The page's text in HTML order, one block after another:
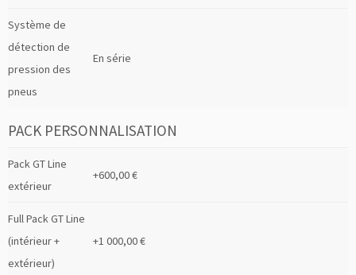
Système de
détection de
pression des
pneus
En série
PACK PERSONNALISATION
Pack GT Line
extérieur
+600,00 €
Full Pack GT Line
(intérieur +
extérieur)
+1 000,00 €